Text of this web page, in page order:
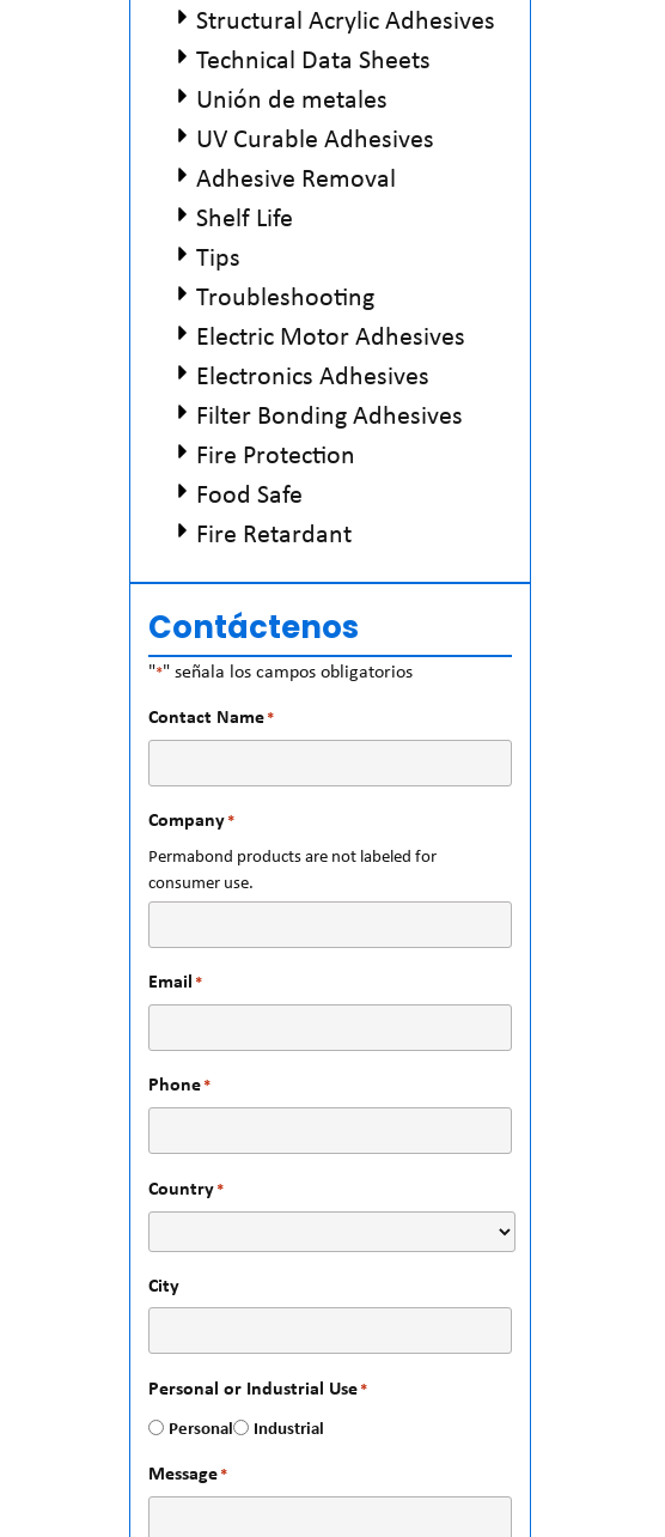
Structural Acrylic Adhesives
Technical Data Sheets
Unión de metales
UV Curable Adhesives
Adhesive Removal
Shelf Life
Tips
Troubleshooting
Electric Motor Adhesives
Electronics Adhesives
Filter Bonding Adhesives
Fire Protection
Food Safe
Fire Retardant
Contáctenos
"*" señala los campos obligatorios
Contact Name*
Company*
Permabond products are not labeled for
consumer use.
Email *
Phone*
Country*
City
Personal or Industrial Use*
Personal Industrial
Message*